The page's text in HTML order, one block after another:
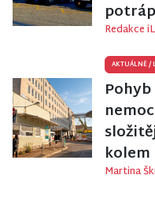
Redakce
AKTUÁLNĚ/
Martina